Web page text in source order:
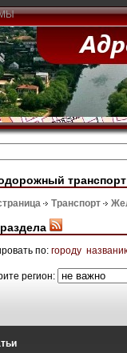
транспорт
Транспорт
по: городу
регион: